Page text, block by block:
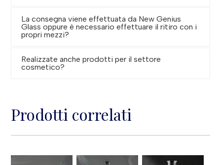
La consegna viene effettuata da New Genius
Glass oppure è necessario effettuare il ritiro con i
propri mezzi?
Realizzate anche prodotti per il settore
cosmetico?
Prodotti correlati